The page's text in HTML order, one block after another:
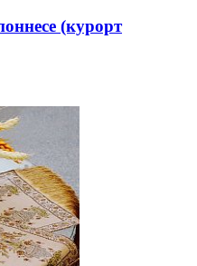
(курорт